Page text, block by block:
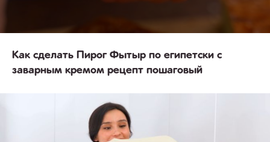
Как сделать Пирог Фытыр по египетски с
заварным кремом рецепт пошаговый